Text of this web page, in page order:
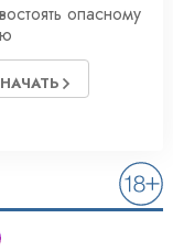
опасному
НАЧАТЬ